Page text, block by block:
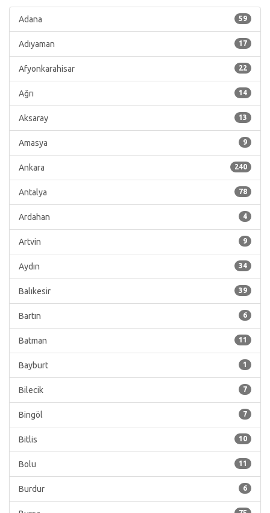
59
Adana
17
Adıyaman
22
Afyonkarahisar
14
Ağrı
13
Aksaray
9
Amasya
240
Ankara
78
Antalya
4
Ardahan
9
Artvin
34
Aydın
39
Balıkesir
6
Bartın
11
Batman
1
Bayburt
7
Bilecik
7
Bingöl
10
Bitlis
11
Bolu
6
Burdur